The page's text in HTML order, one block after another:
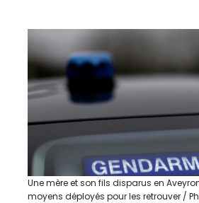
Une mère et son fils disparus en
moyens déployés pour les retrouver /